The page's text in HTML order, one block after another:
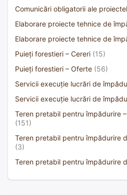
Comunicări obligatorii ale
Elaborare proiecte tehnice de
Elaborare proiecte tehnice de
Puieți forestieri – Cereri (15)
Puieți forestieri – Oferte (56)
Servicii execuție lucrări de
Servicii execuție lucrări de
Teren pretabil pentru împădurire
(151)
Teren pretabil pentru împădurire
(3)
Teren pretabil pentru împădurire